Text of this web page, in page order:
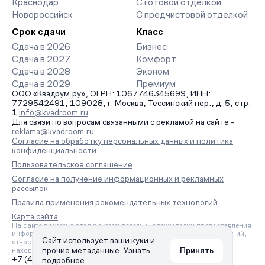
Краснодар
Новороссийск
С готовой отделкой
С предчистовой отделкой
Срок сдачи
Сдача в 2026
Сдача в 2027
Сдача в 2028
Сдача в 2029
Класс
Бизнес
Комфорт
Эконом
Премиум
ООО «Квадрум.ру», ОГРН: 1067746345699, ИНН:
7729542491, 109028, г. Москва, Тессинский пер., д. 5, стр.
1 info@kvadroom.ru
Для связи по вопросам связанными с рекламой на сайте -
reklama@kvadroom.ru
Согласие на обработку персональных данных и политика
конфиденциальности
Пользовательское соглашение
Согласие на получение информационных и рекламных
рассылок
Правила применения рекомендательных технологий
Карта сайта
На сайте применяются рекомендательные технологии предоставления
информации на основе сбора, систематизации и анализа сведений,
относящихся к предпочтениям пользователей сети «Интернет»,
находящихся на территории Российской Федерации.
+7 (495) 157-88-80
Сайт использует ваши куки и
прочие метаданные. Узнать
подробнее
Принять